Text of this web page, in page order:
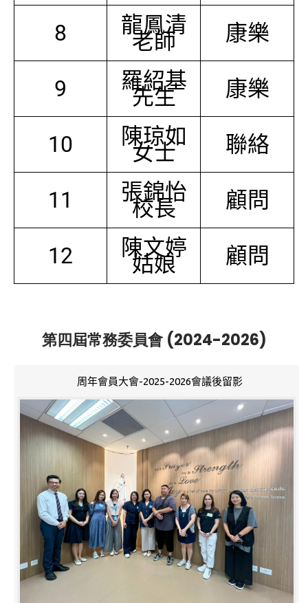
8 龍鳳清
老師 康樂
9 羅紹基
先生 康樂
10 陳琼如
女士 聯絡
11 張錦怡
校長 顧問
12 陳文婷
姑娘 顧問
第四屆常務委員會 (2024-2026)
周年會員大會-2025-2026會議後留影